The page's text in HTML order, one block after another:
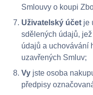
Smlouvy o koupi
Uživatelský účet je
sdělených údajů,
údajů a uchovávání
uzavřených Smluv;
Vy jste osoba
předpisy